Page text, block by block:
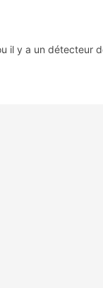
il y a un détecteur